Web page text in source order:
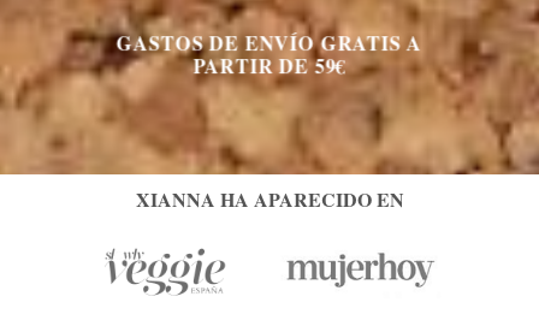
GASTOS DE ENVÍO GRATIS A
PARTIR DE 59€
XIANNA HA APARECIDO EN